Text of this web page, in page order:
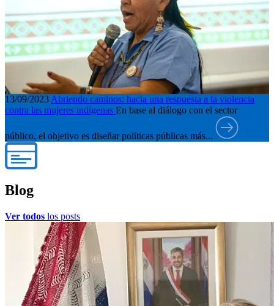
13/09/2023 Abriendo caminos: hacia una respuesta a la violencia
contra las mujeres indígenas En base al diálogo con el sector
público, el objetivo es diseñar políticas públicas más...
Blog
Ver todos los posts